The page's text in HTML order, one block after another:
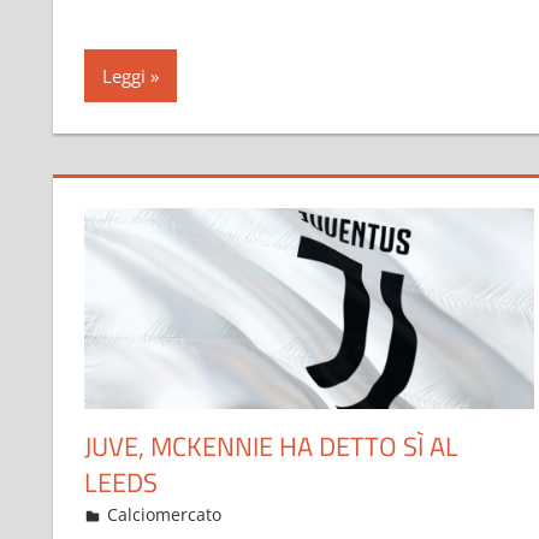
Leggi
JUVE, MCKENNIE HA DETTO SÌ AL
LEEDS
Gennaio 25, 2023
admin
Calciomercato